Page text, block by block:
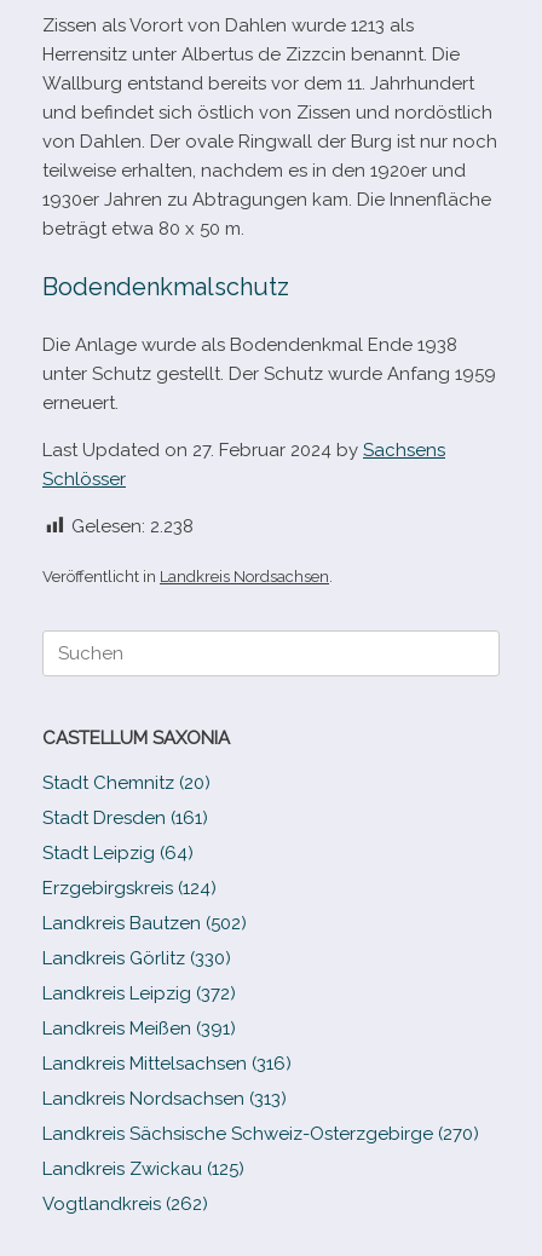
Zissen als Vorort von Dahlen wurde 1213 als
Herrensitz unter Albertus de Zizzcin benannt. Die
Wallburg ent­stand bereits vor dem 11. Jahrhundert
und befin­det sich öst­lich von Zissen und nord­öst­lich
von Dahlen. Der ovale Ringwall der Burg ist nur noch
teil­weise erhal­ten, nach­dem es in den 1920er und
1930er Jahren zu Abtragungen kam. Die Innenfläche
beträgt etwa 80 x 50 m.
Bodendenkmalschutz
Die Anlage wurde als Bodendenkmal Ende 1938
unter Schutz gestellt. Der Schutz wurde Anfang 1959
erneuert.
Last Updated on 27. Februar 2024 by Sachsens
Schlösser
Gelesen: 2.238
Veröffentlicht in Landkreis Nordsachsen
Suche
CASTELLUM SAXONIA
Stadt Chemnitz (20)
Stadt Dresden (161)
Stadt Leipzig (64)
Erzgebirgskreis (124)
Landkreis Bautzen (502)
Landkreis Görlitz (330)
Landkreis Leipzig (372)
Landkreis Meißen (391)
Landkreis Mittelsachsen (316)
Landkreis Nordsachsen (313)
Landkreis Sächsische Schweiz-​Osterzgebirge (270)
Landkreis Zwickau (125)
Vogtlandkreis (262)